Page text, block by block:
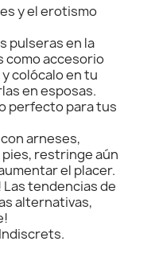
y el erotismo
pulseras en la
como accesorio
colócalo en tu
en esposas.
perfecto para tus
arneses,
restringe aún
el placer.
Las tendencias de
alternativas,